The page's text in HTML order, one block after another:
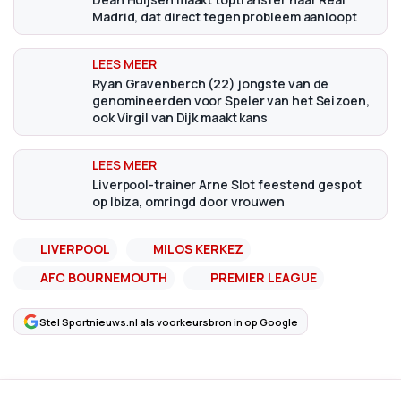
Madrid, dat direct tegen probleem aanloopt
Ryan Gravenberch (22) jongste van de
genomineerden voor Speler van het Seizoen,
ook Virgil van Dijk maakt kans
Liverpool-trainer Arne Slot feestend gespot
op Ibiza, omringd door vrouwen
LIVERPOOL
MILOS KERKEZ
AFC BOURNEMOUTH
PREMIER LEAGUE
Stel Sportnieuws.nl als voorkeursbron in op Google